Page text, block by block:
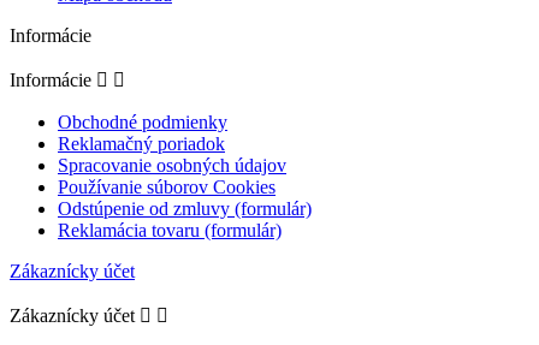
Informácie
Informácie  
Obchodné podmienky
Reklamačný poriadok
Spracovanie osobných údajov
Používanie súborov Cookies
Odstúpenie od zmluvy (formulár)
Reklamácia tovaru (formulár)
Zákaznícky účet
Zákaznícky účet  